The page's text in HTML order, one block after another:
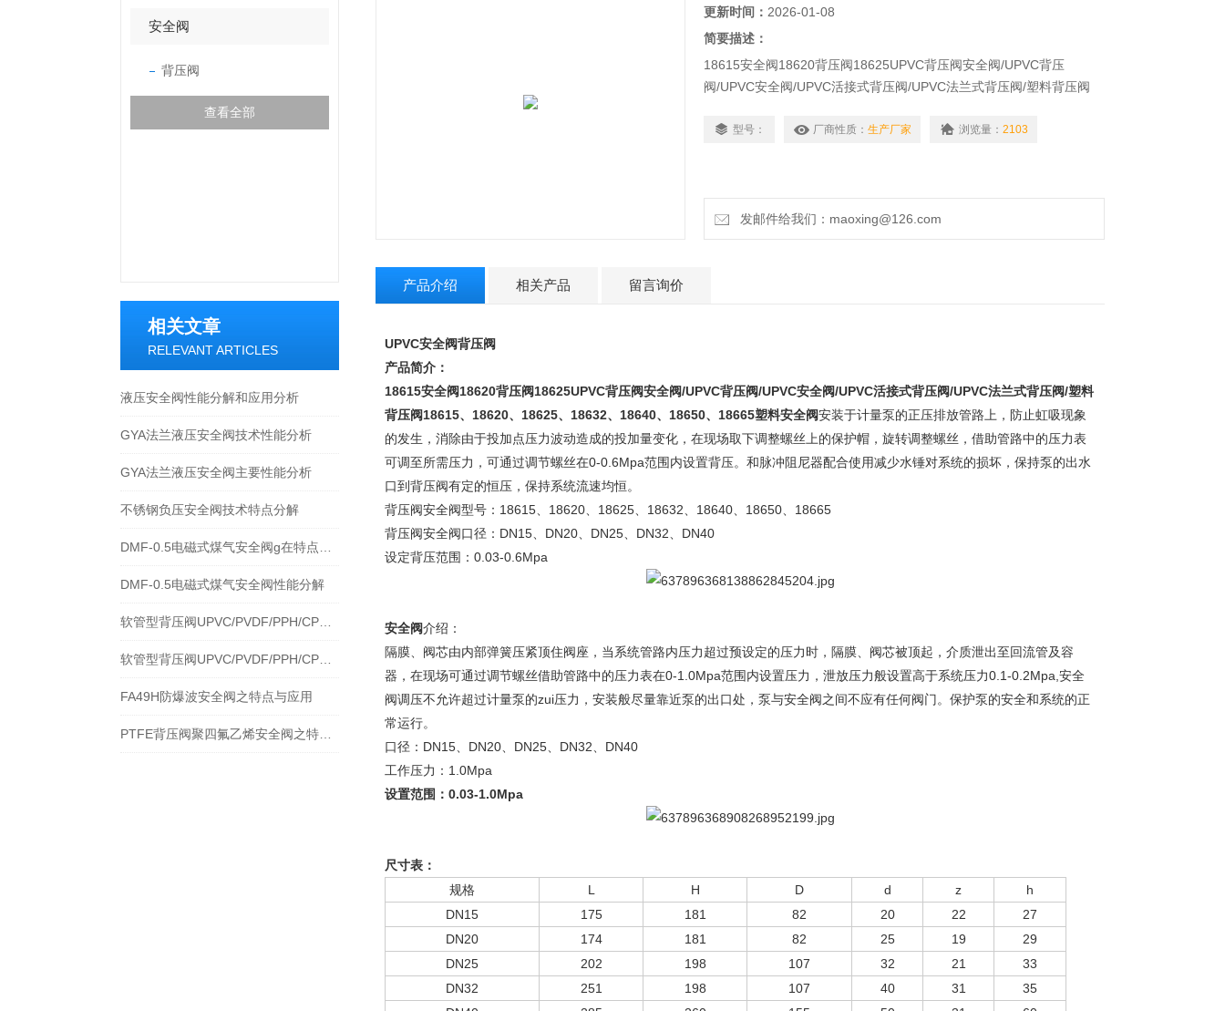
安全阀
背压阀
查看全部
相关文章
RELEVANT ARTICLES
液压安全阀性能分解和应用分析
GYA法兰液压安全阀技术性能分析
GYA法兰液压安全阀主要性能分析
不锈钢负压安全阀技术特点分解
DMF-0.5电磁式煤气安全阀性能分解
FA49H防爆波安全阀之特点与应用
更新时间： 2026-01-08
简要描述：
18615安全阀18620背压阀18625UPVC背压阀安全阀/UPVC背压
阀/UPVC安全阀/UPVC活接式背压阀/UPVC法兰式背压阀/塑料背压阀
安装于计量泵的正压排放管路上，防止虹吸现象的发生，消除由于投加
型号： 厂商性质： 生产厂家 浏览量： 2103
发邮件给我们：maoxing@126.com
产品介绍 相关产品 留言询价
UPVC安全阀背压阀
产品简介：
18615安全阀18620背压阀18625UPVC背压阀安全阀/UPVC背压阀/UPVC安全阀/UPVC活接式背压阀/UPVC法兰式背压阀/塑料
背压阀18615、18620、18625、18632、18640、18650、18665塑料安全阀安装于计量泵的正压排放管路上，防止虹吸现象
的发生，消除由于投加点压力波动造成的投加量变化，在现场取下调整螺丝上的保护帽，旋转调整螺丝，借助管路中的压力表
可调至所需压力，可通过调节螺丝在0-0.6Mpa范围内设置背压。和脉冲阻尼器配合使用减少水锤对系统的损坏，保持泵的出水
口到背压阀有定的恒压，保持系统流速均恒。
背压阀安全阀型号：18615、18620、18625、18632、18640、18650、18665
背压阀安全阀口径：DN15、DN20、DN25、DN32、DN40
设定背压范围：0.03-0.6Mpa
安全阀介绍：
隔膜、阀芯由内部弹簧压紧顶住阀座，当系统管路内压力超过预设定的压力时，隔膜、阀芯被顶起，介质泄出至回流管及容
器，在现场可通过调节螺丝借助管路中的压力表在0-1.0Mpa范围内设置压力，泄放压力般设置高于系统压力0.1-0.2Mpa,安全
阀调压不允许超过计量泵的zui压力，安装般尽量靠近泵的出口处，泵与安全阀之间不应有任何阀门。保护泵的安全和系统的正
常运行。
口径：DN15、DN20、DN25、DN32、DN40
工作压力：1.0Mpa
设置范围： 0.03-1.0Mpa
尺寸表：
规格
L H D d z
h
DN15
175 181 82 20 22
27
DN20
174 181 82 25 19
29
DN25
202 198 107 32 21
33
DN32
251 198 107 40 31
35